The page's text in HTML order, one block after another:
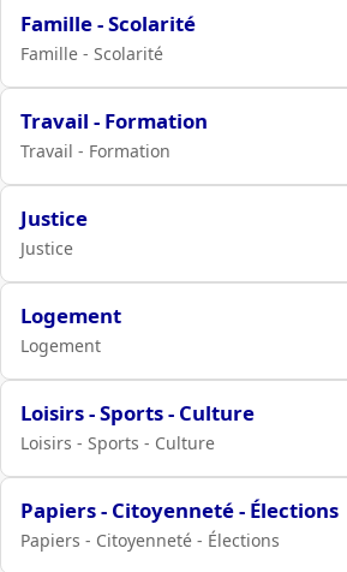
Famille - Scolarité
Famille - Scolarité
Travail - Formation
Travail - Formation
Justice
Justice
Logement
Logement
Loisirs - Sports - Culture
Loisirs - Sports - Culture
Papiers - Citoyenneté - Élections
Papiers - Citoyenneté - Élections